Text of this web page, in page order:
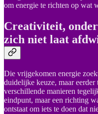
om energie te richten op wat
Creativiteit,
zich niet laat
Die vrijgekomen energie
duidelijke keuze, maar
verschillende manieren
eindpunt, maar een richting
ontstaat om iets te doen dat